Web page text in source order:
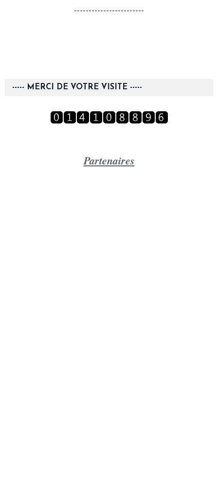
------------------------
----- MERCI DE VOTRE VISITE -----
Partenaires